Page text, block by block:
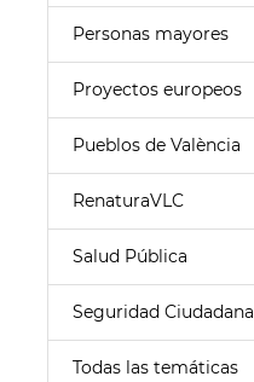
Personas mayores
Proyectos europeos
Pueblos de València
RenaturaVLC
Salud Pública
Seguridad Ciudadana
Todas las temáticas